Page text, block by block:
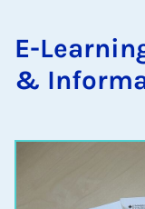
E-
&